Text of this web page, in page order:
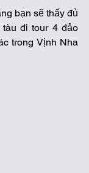
bạn sẽ thấy đủ
đi tour 4 đảo
trong Vịnh Nha